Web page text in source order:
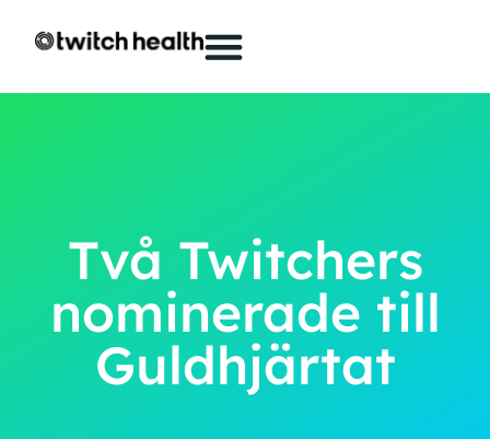
Två Twitchers
nominerade till
Guldhjärtat